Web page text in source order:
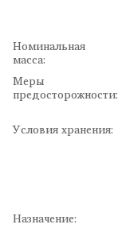
Номинальная
масса:
Меры
предосторожности:
Условия хранения:
Назначение: